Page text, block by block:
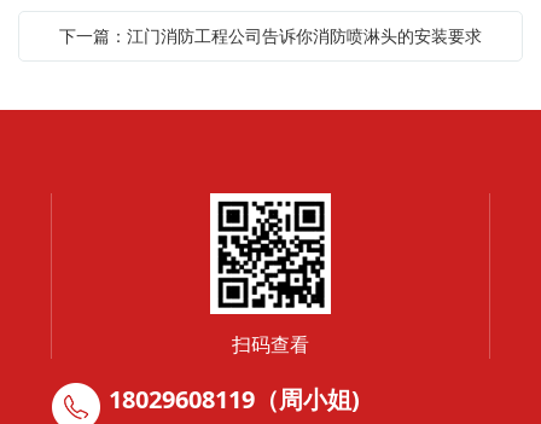
下一篇：江门消防工程公司告诉你消防喷淋头的安装要求
扫码查看
18029608119（周小姐)